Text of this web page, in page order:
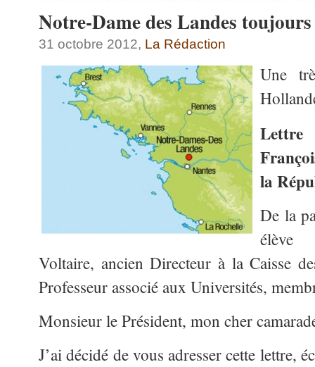
Notre-Dame des Landes toujours
31 octobre 2012, La Rédaction
Une
la
De la
élève
Voltaire, ancien Directeur à la Caisse
Professeur associé aux Universités,
Monsieur le Président, mon cher
J’ai décidé de vous adresser cette lettre,